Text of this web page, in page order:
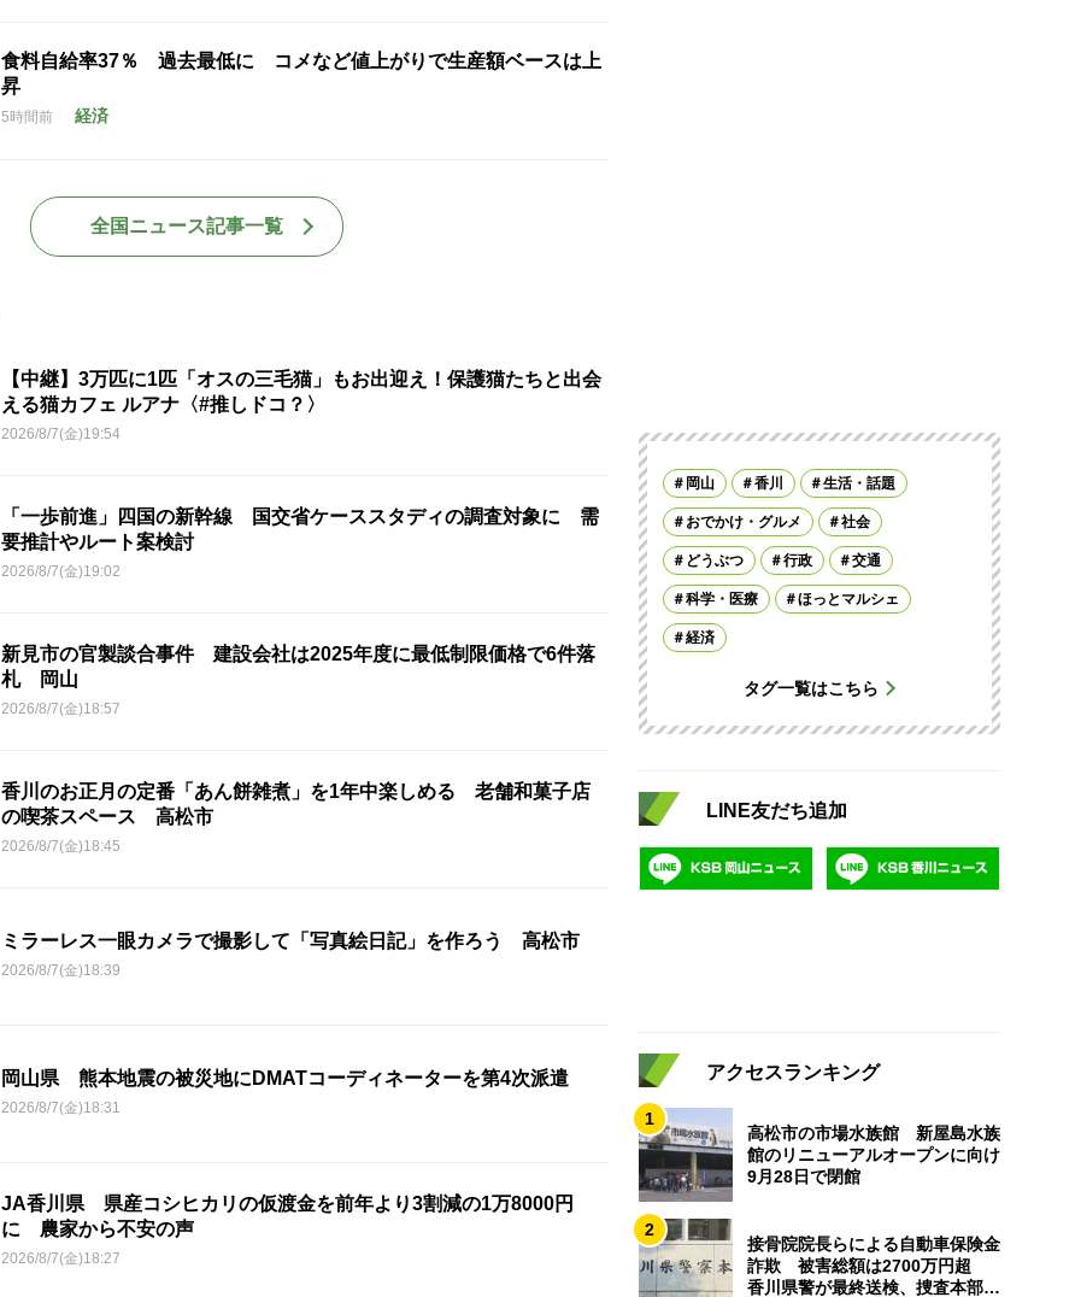
食料自給率37％ 過去最低に コメなど値上がりで生産額ベースは上
昇
5時間前 経済
全国ニュース記事一覧
【中継】3万匹に1匹「オスの三毛猫」もお出迎え！保護猫たちと出会
える猫カフェ ルアナ〈#推しドコ？〉
2026/8/7(金)19:54
「一歩前進」四国の新幹線 国交省ケーススタディの調査対象に 需
要推計やルート案検討
2026/8/7(金)19:02
新見市の官製談合事件 建設会社は2025年度に最低制限価格で6件落
札 岡山
2026/8/7(金)18:57
香川のお正月の定番「あん餅雑煮」を1年中楽しめる 老舗和菓子店
の喫茶スペース 高松市
2026/8/7(金)18:45
ミラーレス一眼カメラで撮影して「写真絵日記」を作ろう 高松市
2026/8/7(金)18:39
岡山県 熊本地震の被災地にDMATコーディネーターを第4次派遣
2026/8/7(金)18:31
JA香川県 県産コシヒカリの仮渡金を前年より3割減の1万8000円
に 農家から不安の声
2026/8/7(金)18:27
岡山 香川 生活・話題
おでかけ・グルメ 社会
どうぶつ 行政 交通
科学・医療 ほっとマルシェ
経済
タグ一覧はこちら
LINE友だち追加
アクセスランキング
1
高松市の市場水族館 新屋島水族
館のリニューアルオープンに向け
9月28日で閉館
2
接骨院院長らによる自動車保険金
詐欺 被害総額は2700万円超
香川県警が最終送検、捜査本部解